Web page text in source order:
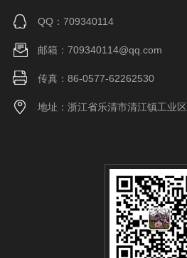
QQ：709340114
邮箱：709340114@qq.com
传真：86-0577-62262530
地址：浙江省乐清市清江镇工业区